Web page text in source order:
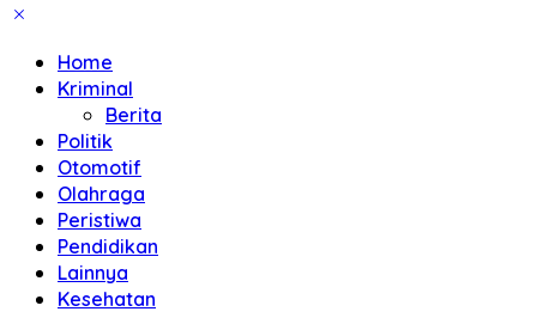
Home
Kriminal
Berita
Politik
Otomotif
Olahraga
Peristiwa
Pendidikan
Lainnya
Kesehatan